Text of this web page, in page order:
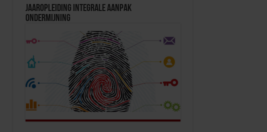
Jaaropleiding Integrale Aanpak
Ondermijning